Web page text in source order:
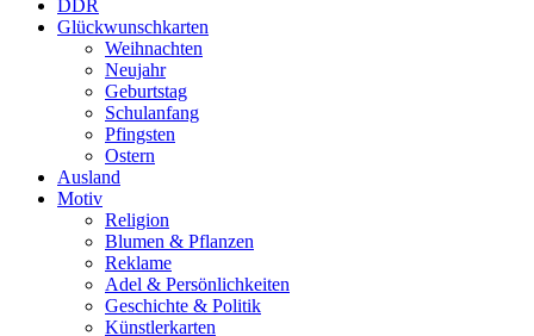
DDR
Glückwunschkarten
Weihnachten
Neujahr
Geburtstag
Schulanfang
Pfingsten
Ostern
Ausland
Motiv
Religion
Blumen & Pflanzen
Reklame
Adel & Persönlichkeiten
Geschichte & Politik
Künstlerkarten